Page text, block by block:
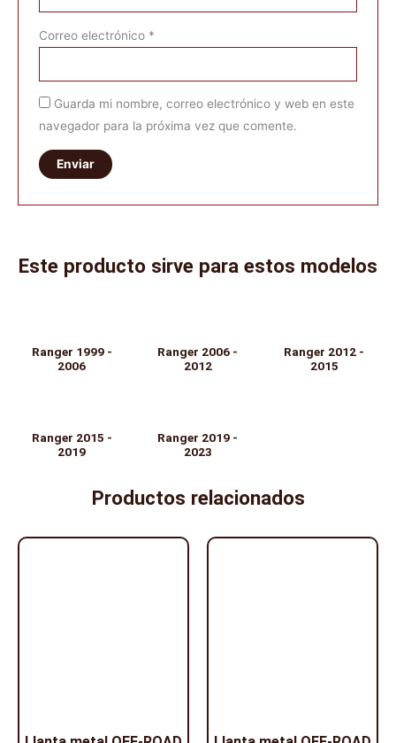
Correo electrónico *
Guarda mi nombre, correo electrónico y web en este
navegador para la próxima vez que comente.
Este producto sirve para estos modelos
Ranger 1999 -
2006
Ranger 2006 -
2012
Ranger 2012 -
2015
Ranger 2015 -
2019
Ranger 2019 -
2023
Productos relacionados